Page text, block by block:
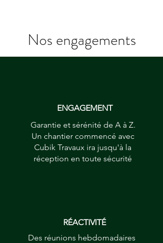
Nos engagements
ENGAGEMENT
Garantie et sérénité de A à Z.
Un chantier commencé avec
Cubik Travaux ira jusqu'à la
réception en toute sécurité
RÉACTIVITÉ
Des réunions hebdomadaires